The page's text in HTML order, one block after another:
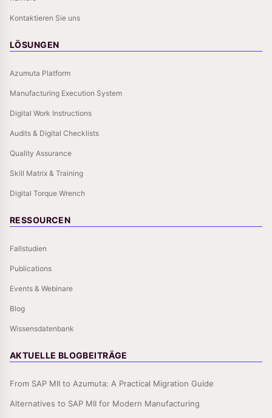
Kontaktieren Sie uns
LÖSUNGEN
Azumuta Platform
Manufacturing Execution System
Digital Work Instructions
Audits & Digital Checklists
Quality Assurance
Skill Matrix & Training
Digital Torque Wrench
RESSOURCEN
Fallstudien
Publications
Events & Webinare
Blog
Wissensdatenbank
AKTUELLE BLOGBEITRÄGE
From SAP MII to Azumuta: A Practical Migration Guide
Alternatives to SAP MII for Modern Manufacturing